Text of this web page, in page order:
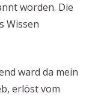
worden. Die
Wissen
ward da mein
erlöst vom